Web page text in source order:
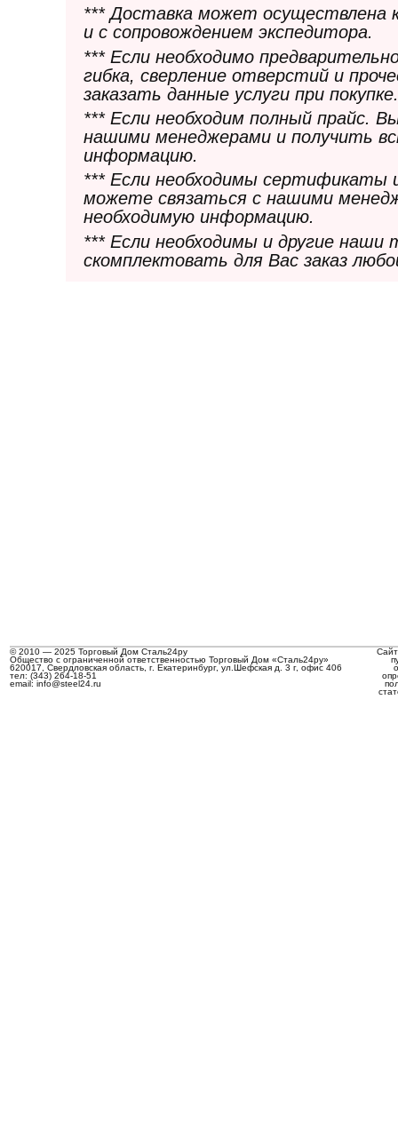
*** Доставка может осуществлена
и с сопровождением экспедитора.
*** Если необходимо
гибка, сверление отверстий и
заказать данные услуги при покупке.
*** Если необходим полный прайс.
нашими менеджерами и получить
информацию.
*** Если необходимы сертификаты
можете связаться с нашими
необходимую информацию.
*** Если необходимы и другие
скомплектовать для Вас заказ
© 2010 — 2025 Торговый Дом Сталь24ру
Общество с ограниченной ответственностью Торговый Дом «Сталь24ру»
620017, Свердловская область, г. Екатеринбург, ул.Шефская д. 3 г, офис 406
тел: (343) 264-18-51
email: info@steel24.ru